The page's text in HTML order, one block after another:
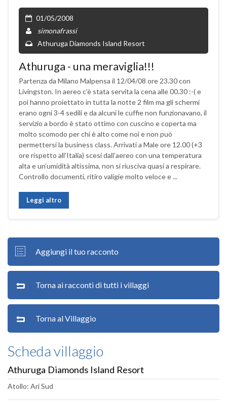
Aggiungi il tuo racconto
Torna ai racconti di tutti i villaggi
Torna al Villaggio
Scheda villaggio
Athuruga Diamonds Island Resort
Atollo: Ari Sud
01/05/2008
simonafrassi
Athuruga Diamonds Island Resort
Athuruga - una meraviglia!!!
Partenza da Milano Malpensa il 12/04/08 ore 23.30 con
Livingston. In aereo c’è stata servita la cena alle 00.30 :-( e
poi hanno proiettato in tutta la notte 2 film ma gli schermi
erano ogni 3-4 sedili e da alcuni le cuffie non funzionavano, il
servizio a bordo è stato ottimo con cuscino e coperta ma
molto scomodo per chi è alto come noi e non può
permettersi la business class. Arrivati a Male ore 12.00 (+3
ore rispetto all’Italia) scesi dall’aereo con una temperatura
alta e un’umidità altissima, non si riusciva quasi a respirare.
Controllo documenti, ritiro valigie molto veloce e ...
Leggi altro